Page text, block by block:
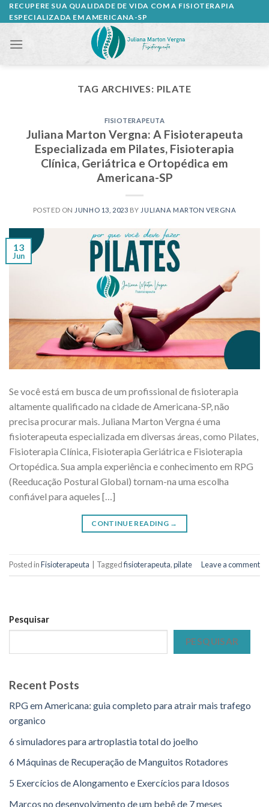
Skip
to
RECUPERE SUA QUALIDADE DE VIDA COM A FISIOTERAPIA
ESPECIALIZADA EM AMERICANA-SP
TAG ARCHIVES: PILATE
FISIOTERAPEUTA
Juliana Marton Vergna: A Fisioterapeuta
Especializada em Pilates, Fisioterapia
Clínica, Geriátrica e Ortopédica em
Americana-SP
POSTED ON JUNHO 13, 2023 BY JULIANA MARTON VERGNA
13
Jun
Se você está em busca de um profissional de fisioterapia
altamente qualificado na cidade de Americana-SP, não
precisa procurar mais. Juliana Marton Vergna é uma
fisioterapeuta especializada em diversas áreas, como Pilates,
Fisioterapia Clínica, Fisioterapia Geriátrica e Fisioterapia
Ortopédica. Sua ampla experiência e conhecimento em RPG
(Reeducação Postural Global) tornam-na uma escolha
confiável para aqueles […]
CONTINUE READING →
Posted inFisioterapeuta Taggedfisioterapeuta,pilate Leave a comment
Pesquisar
PESQUISAR
Recent Posts
RPG em Americana: guia completo para atrair mais trafego
organico
6 simuladores para artroplastia total do joelho
6 Máquinas de Recuperação de Manguitos Rotadores
5 Exercícios de Alongamento e Exercícios para Idosos
Marcos no desenvolvimento de um bebê de 7 meses